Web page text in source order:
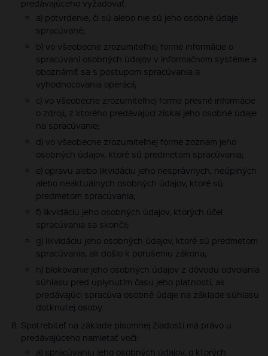
predávajúceho vyžadovať:
a) potvrdenie, či sú alebo nie sú jeho osobné údaje
spracúvané;
b) vo všeobecne zrozumiteľnej forme informácie o
spracúvaní osobných údajov v informačnom systéme a
oboznámiť sa s postupom spracúvania a
vyhodnocovania operácií;
c) vo všeobecne zrozumiteľnej forme presné informácie
o zdroji, z ktorého predávajúci získal jeho osobné údaje
na spracúvanie;
d) vo všeobecne zrozumiteľnej forme zoznam jeho
osobných údajov, ktoré sú predmetom spracúvania;
e) opravu alebo likvidáciu jeho nesprávnych, neúplných
alebo neaktuálnych osobných údajov, ktoré sú
predmetom spracúvania;
f) likvidáciu jeho osobných údajov, ktorých účel
spracúvania sa skončil;
g) likvidáciu jeho osobných údajov, ktoré sú predmetom
spracúvania, ak došlo k porušeniu zákona;
h) blokovanie jeho osobných údajov z dôvodu odvolania
súhlasu pred uplynutím času jeho platnosti, ak
predávajúci spracúva osobné údaje na základe súhlasu
dotknutej osoby.
Spotrebiteľ na základe písomnej žiadosti má právo u
predávajúceho namietať voči:
a) spracúvaniu jeho osobných údajov, o ktorých